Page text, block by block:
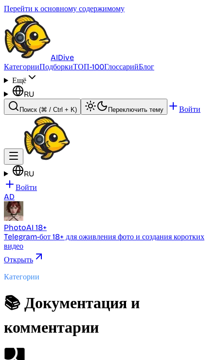
Перейти к основному содержимому
AIDive
КатегорииПодборкиТОП-100ГлоссарийБлог
Ещё
RU
Поиск (⌘ / Ctrl + K) Переключить тему Войти
RU
Войти
AD
PhotoAI 18+
Telegram-бот 18+ для оживления фото и создания коротких
видео
Открыть
Категории
📚 Документация и
комментарии